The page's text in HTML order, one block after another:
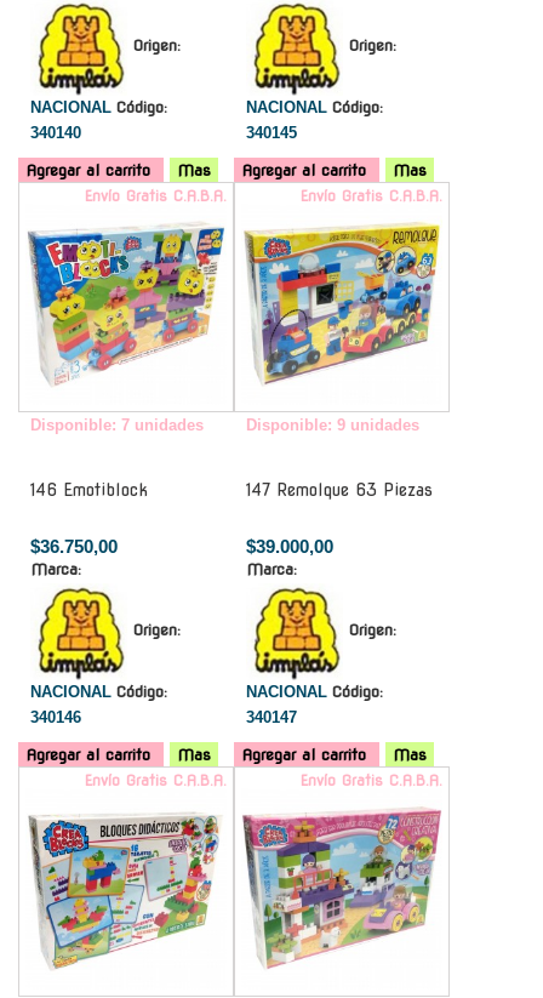
Origen:
NACIONAL Código:
340140
Agregar al carrito Mas
Origen:
NACIONAL Código:
340145
Agregar al carrito
Mas
Envío Gratis C.A.B.A.
Disponible: 7 unidades
146 Emotiblock
$36.750,00
Marca:
Origen:
NACIONAL Código:
340146
Agregar al carrito Mas
Envío Gratis C.A.B.A.
Disponible: 9 unidades
147 Remolque 63 Piezas
$39.000,00
Marca:
Origen:
NACIONAL Código:
340147
Agregar al carrito
Mas
Envío Gratis C.A.B.A.
Envío Gratis C.A.B.A.